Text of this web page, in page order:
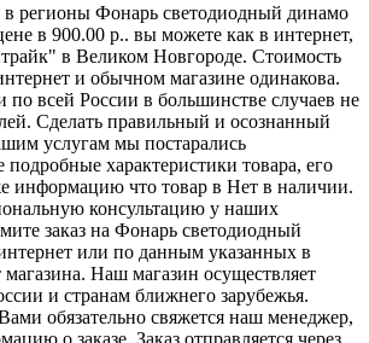
в регионы Фонарь светодиодный динамо
в 900.00 р.. вы можете как в интернет,
в Великом Новгороде. Стоимость
и обычном магазине одинакова.
по всей России в большинстве случаев не
Сделать правильный и осознанный
услугам мы постарались
подробные характеристики товара, его
информацию что товар в Нет в наличии.
консультацию у наших
заказ на Фонарь светодиодный
или по данным указанных в
магазина. Наш магазин осуществляет
и странам ближнего зарубежья.
обязательно свяжется наш менеджер,
о заказе. Заказ отправляется через